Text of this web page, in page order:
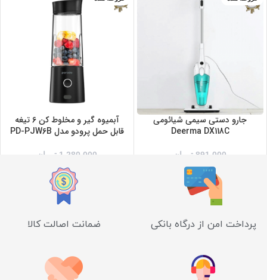
جارو دستی سیمی شیائومی
Deerma DX118C
891,000 تومان
بنفش
آبمیوه گیر و مخلوط کن 6 تیغه
قابل حمل پرودو مدل PD-PJW6B
1,280,000 تومان
پرداخت امن از درگاه بانکی ضمانت اصالت کالا